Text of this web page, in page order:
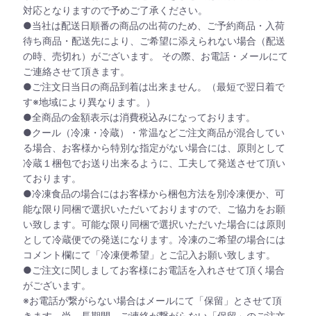
対応となりますので予めご了承ください。
●当社は配送日順番の商品の出荷のため、ご予約商品・入荷
待ち商品・配送先により、ご希望に添えられない場合（配送
の時、売切れ）がございます。 その際、お電話・メールにて
ご連絡させて頂きます。
●ご注文日当日の商品到着は出来ません。（最短で翌日着で
す※地域により異なります。）
●全商品の金額表示は消費税込みになっております。
●クール（冷凍・冷蔵）・常温などご注文商品が混合してい
る場合、お客様から特別な指定がない場合には、原則として
冷蔵１梱包でお送り出来るように、工夫して発送させて頂い
ております。
●冷凍食品の場合にはお客様から梱包方法を別冷凍便か、可
能な限り同梱で選択いただいておりますので、ご協力をお願
い致します。可能な限り同梱で選択いただいた場合には原則
として冷蔵便での発送になります。冷凍のご希望の場合には
コメント欄にて「冷凍便希望」とご記入お願い致します。
●ご注文に関しましてお客様にお電話を入れさせて頂く場合
がございます。
※お電話が繋がらない場合はメールにて「保留」とさせて頂